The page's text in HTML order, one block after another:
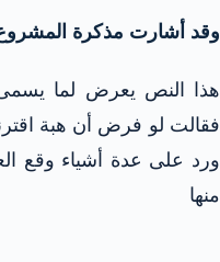
وقد أشارت مذكرة المشروع
هذا النص يعرض لما يسمى
فقالت لو فرض أن هبة
ورد على عدة أشياء وقع
منها